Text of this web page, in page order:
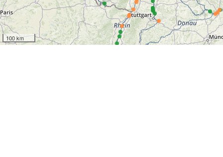
100 km